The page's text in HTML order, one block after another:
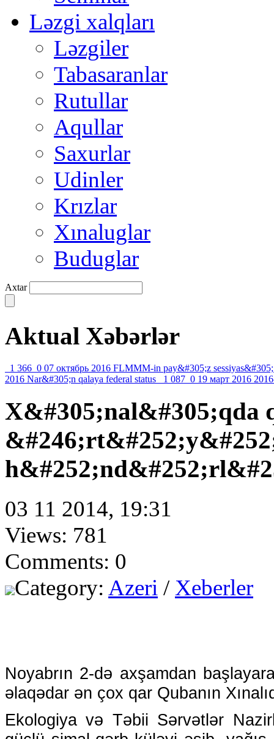
Ləzgi xalqları
Ləzgiler
Tabasaranlar
Rutullar
Aqullar
Saxurlar
Udinler
Krızlar
Xınaluglar
Buduglar
Axtar
Aktual Xəbərlər
1 366 0 07 октябрь 2016 FLMMM-in pay&#305;z sessiyas&#305;
2016 Nar&#305;n qalaya federal status 1 087 0 19 март 2016
X&#305;nal&#305;qda
03 11 2014, 19:31
Views: 781
Comments: 0
Category: Azeri / Xeberler
Noyabrın 2-də axşamdan
əlaqədar ən çox qar Qubanın
Ekologiya və Təbii Sərvətlər